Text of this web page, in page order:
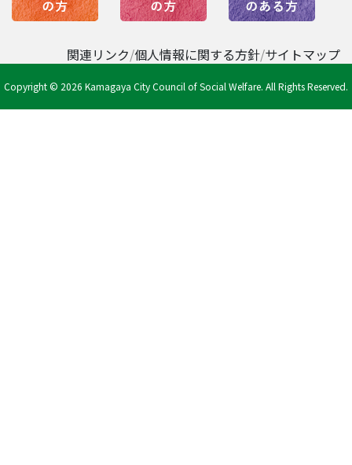
関連リンク 個人情報に関する方針 サイトマップ
Copyright © 2026 Kamagaya City Council of Social Welfare. All Rights Reserved.